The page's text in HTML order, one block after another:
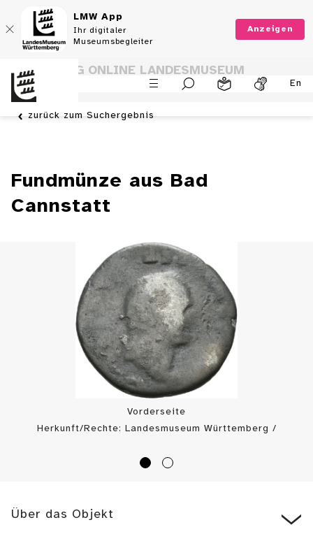
LMW App
Ihr digitaler
Museumsbegleiter
Anzeigen
En
SAMMLUNG ONLINE LANDESMUSEUM
WÜRTTEMBERG
zurück zum Suchergebnis
Fundmünze aus Bad
Cannstatt
Vorderseite
Herkunft/Rechte: Landesmuseum Württemberg /
Über das Objekt